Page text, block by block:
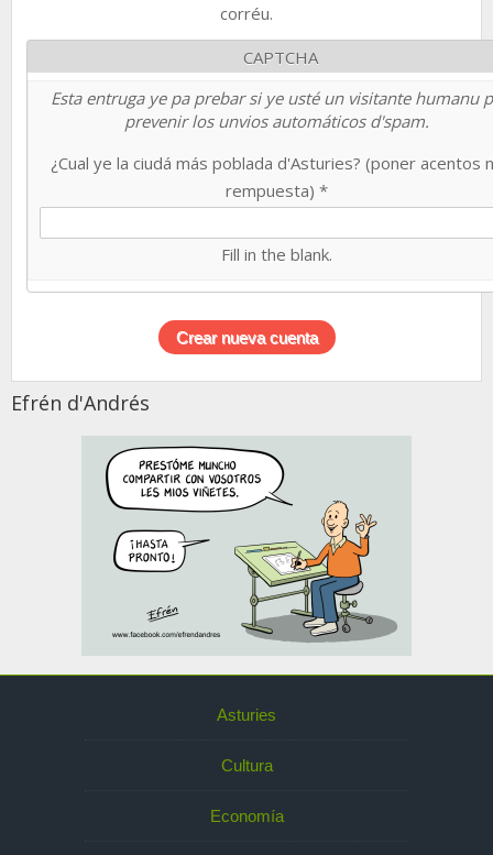
corréu.
CAPTCHA
Esta entruga ye pa prebar si ye usté un visitante humanu
prevenir los unvios automáticos d'spam.
¿Cual ye la ciudá más poblada d'Asturies? (poner acentos
rempuesta) *
Fill in the blank.
Efrén d'Andrés
Asturies
Cultura
Economía